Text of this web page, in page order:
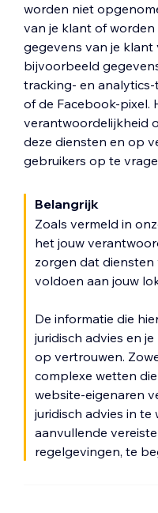
worden niet
van je klant of
gegevens van je
bijvoorbeeld
tracking- en
of de Facebook-pixel.
verantwoordelijkheid
deze diensten en op
gebruikers op te
Belangrijk
Zoals vermeld in
het jouw
zorgen dat diensten
voldoen aan jouw
De informatie die
juridisch advies en
op vertrouwen.
complexe wetten
website-eigenaren
juridisch advies in
aanvullende
regelgevingen, te